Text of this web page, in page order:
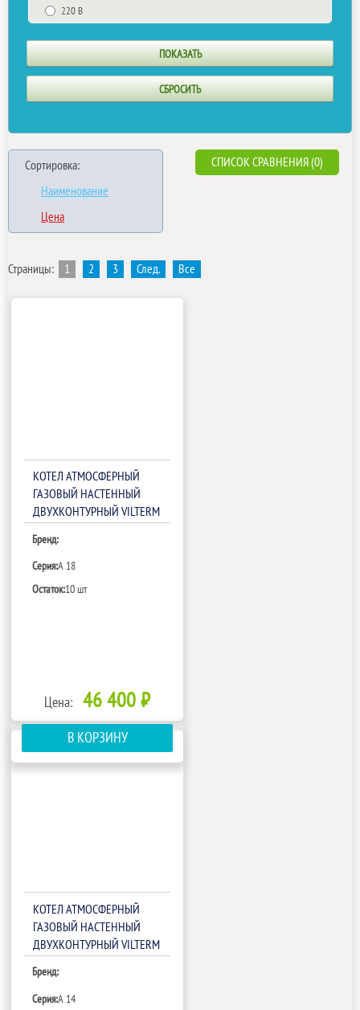
220 В
Сортировка:
Наименование
Цена
СПИСОК СРАВНЕНИЯ (0)
Страницы: 1 2 3 След. Все
КОТЕЛ АТМОСФЕРНЫЙ
ГАЗОВЫЙ НАСТЕННЫЙ
ДВУХКОНТУРНЫЙ VILTERM
Бренд:
Серия:A 18
Остаток:10 шт
Цена: 46 400 ₽
В КОРЗИНУ
КОТЕЛ АТМОСФЕРНЫЙ
ГАЗОВЫЙ НАСТЕННЫЙ
ДВУХКОНТУРНЫЙ VILTERM
Бренд:
Серия:A 14